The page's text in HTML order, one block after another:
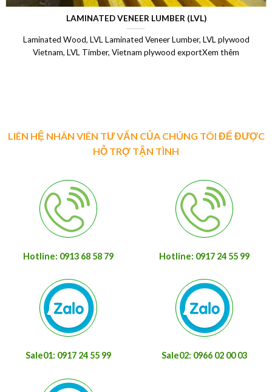
LAMINATED VENEER LUMBER (LVL)
Laminated Wood, LVL Laminated Veneer Lumber, LVL plywood
Vietnam, LVL Timber, Vietnam plywood exportXem thêm
LIÊN HỆ NHÂN VIÊN TƯ VẤN CỦA CHÚNG TÔI ĐỂ ĐƯỢC
HỖ TRỢ TẬN TÌNH
Hotline: 0913 68 58 79 Hotline: 0917 24 55 99
Sale01: 0917 24 55 99 Sale02: 0966 02 00 03